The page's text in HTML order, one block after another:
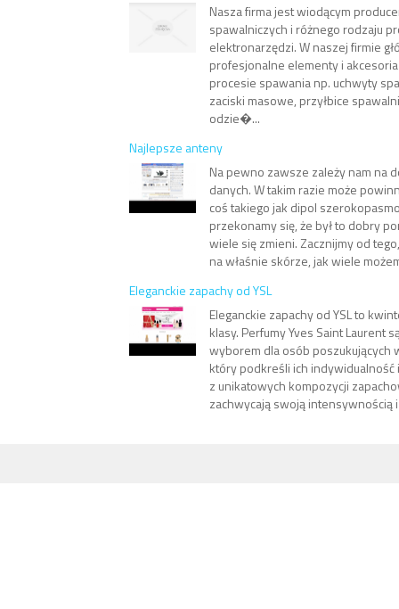
Nasza firma jest wiodącym
spawalniczych i różnego rodzaju
elektronarzędzi. W naszej firmie
profesjonalne elementy i
procesie spawania np. uchwyty
zaciski masowe, przyłbice
odzie�...
Najlepsze anteny
Na pewno zawsze zależy nam na
danych. W takim razie może
coś takiego jak dipol
przekonamy się, że był to dobry
wiele się zmieni. Zacznijmy od
na właśnie skórze, jak wiele
Eleganckie zapachy od YSL
Eleganckie zapachy od YSL to
klasy. Perfumy Yves Saint Laurent
wyborem dla osób poszukujących
który podkreśli ich indywidualność
z unikatowych kompozycji
zachwycają swoją intensywnością i